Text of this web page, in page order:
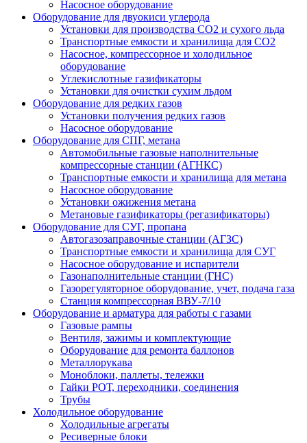
Насосное оборудование
Оборудование для двуокиси углерода
Установки для производства СО2 и сухого льда
Транспортные емкости и хранилища для CO2
Насосное, компрессорное и холодильное
оборудование
Углекислотные газификаторы
Установки для очистки сухим льдом
Оборудование для редких газов
Установки получения редких газов
Насосное оборудование
Оборудование для СПГ, метана
Автомобильные газовые наполнительные
компрессорные станции (АГНКС)
Транспортные емкости и хранилища для метана
Насосное оборудование
Установки ожижения метана
Метановые газификаторы (регазификаторы)
Оборудование для СУГ, пропана
Автогазозаправочные станции (АГЗС)
Транспортные емкости и хранилища для СУГ
Насосное оборудование и испарители
Газонаполнительные станции (ГНС)
Газорегуляторное оборудование, учет, подача газа
Станция компрессорная ВВУ-7/10
Оборудование и арматура для работы с газами
Газовые рампы
Вентиля, зажимы и комплектующие
Оборудование для ремонта баллонов
Металлорукава
Моноблоки, паллеты, тележки
Гайки РОТ, переходники, соединения
Трубы
Холодильное оборудование
Холодильные агрегаты
Ресиверные блоки